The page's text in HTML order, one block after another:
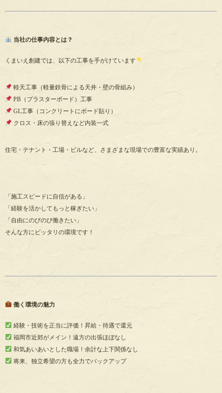
当社の仕事内容とは？
くまいえ創建では、以下の工事を手がけています
軽天工事（軽量鉄骨による天井・壁の骨組み）
PB（プラスターボード）工事
GL工事（コンクリートにボード貼り）
クロス・床の張り替えなど内装一式
住宅・テナント・工場・ビルなど、さまざまな現場での豊富な実績あり。
「施工スピードに自信がある」
「経験を活かしてもっと稼ぎたい」
「自由にのびのび働きたい」
そんな方にピッタリの環境です！
働く環境の魅力
経験・技術を正当に評価！昇給・待遇で還元
福岡市近郊がメイン！遠方の出張ほぼなし
和気あいあいとした職場！余計な上下関係なし
将来、独立希望の方も全力でバックアップ